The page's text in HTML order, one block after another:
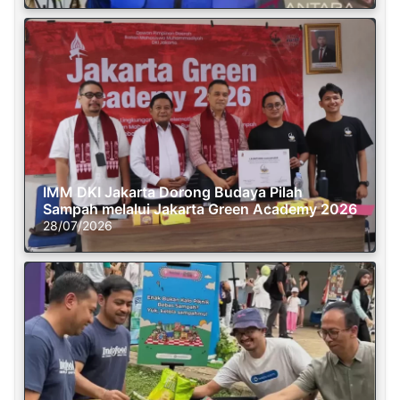
IMM DKI Jakarta Dorong Budaya Pilah
Sampah melalui Jakarta Green Academy 2026
28/07/2026